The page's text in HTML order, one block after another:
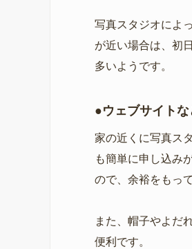
写真スタジオによ
が近い場合は、初
多いようです。
●ウェブサイト
家の近くに写真ス
も簡単に申し込み
ので、余裕をもっ
また、帽子やよだ
便利です。